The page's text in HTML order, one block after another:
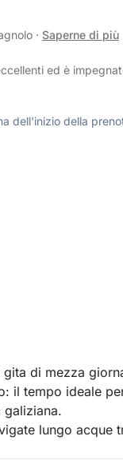
· Saperne di più
ed è
dell'inizio della
di mezza
il tempo ideale
galiziana.
lungo acque
di una nuotata